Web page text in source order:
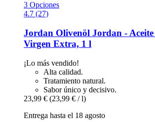
3 Opciones
4.7 (27)
Jordan Olivenöl Jordan -​
Virgen Extra, 1 l
¡Lo más vendido!
Alta calidad.
Tratamiento natural.
Sabor único y decisivo.
23,99 € (23,99 € / l)
Entrega hasta el 18 agosto